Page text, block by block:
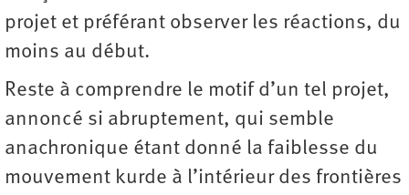
projet et préférant observer les réactions, du
moins au début.
Reste à comprendre le motif d’un tel projet,
annoncé si abruptement, qui semble
anachronique étant donné la faiblesse du
mouvement kurde à l’intérieur des frontières